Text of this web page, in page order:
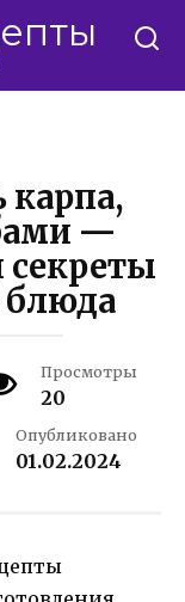
карпа,
—
блюда
Просмотры
20
Опубликовано
01.02.2024